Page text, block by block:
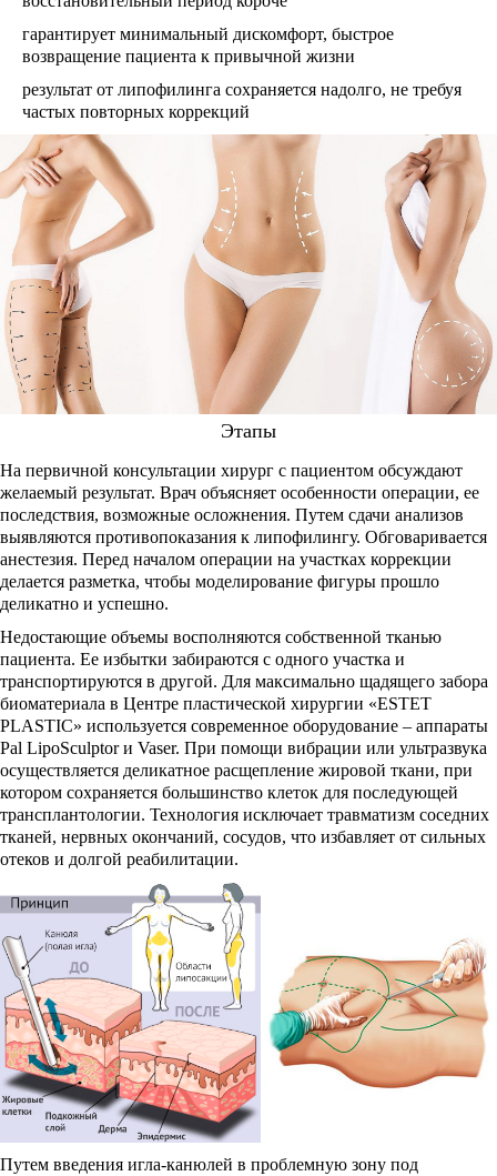
гарантирует минимальный дискомфорт, быстрое
возвращение пациента к привычной жизни
результат от липофилинга сохраняется надолго, не требуя
частых повторных коррекций
Этапы
На первичной консультации хирург с пациентом обсуждают
желаемый результат. Врач объясняет особенности операции, ее
последствия, возможные осложнения. Путем сдачи анализов
выявляются противопоказания к липофилингу. Обговаривается
анестезия. Перед началом операции на участках коррекции
делается разметка, чтобы моделирование фигуры прошло
деликатно и успешно.
Недостающие объемы восполняются собственной тканью
пациента. Ее избытки забираются с одного участка и
транспортируются в другой. Для максимально щадящего забора
биоматериала в Центре пластической хирургии «ESTET
PLASTIC» используется современное оборудование – аппараты
Pal LipoSculptor и Vaser. При помощи вибрации или ультразвука
осуществляется деликатное расщепление жировой ткани, при
котором сохраняется большинство клеток для последующей
трансплантологии. Технология исключает травматизм соседних
тканей, нервных окончаний, сосудов, что избавляет от сильных
отеков и долгой реабилитации.
Путем введения игла-канюлей в проблемную зону под